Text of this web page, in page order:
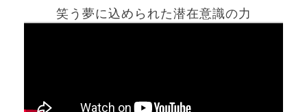
笑う夢に込められた潜在意識の力